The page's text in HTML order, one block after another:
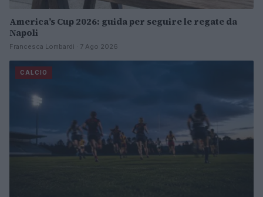
America’s Cup 2026: guida per seguire le regate da
Napoli
Francesca Lombardi · 7 Ago 2026
CALCIO